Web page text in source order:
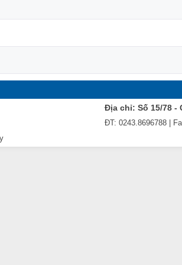
Địa chỉ: Số 15/78 -
ĐT: 0243.8696788 |